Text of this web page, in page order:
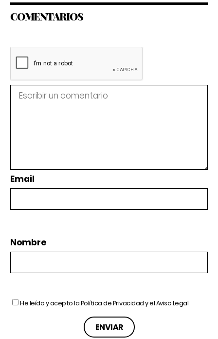
COMENTARIOS
Email
Nombre
He leído y acepto laPolítica de Privacidady elAviso Legal